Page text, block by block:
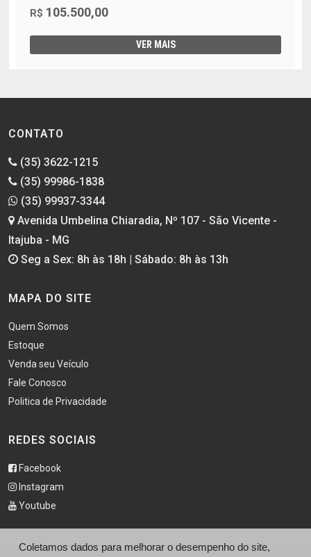
R$ 105.500,00
VER MAIS
CONTATO
(35) 3622-1215
(35) 99986-1838
(35) 99937-3344
Avenida Umbelina Chiaradia, Nº 107 - São Vicente -
Itajuba - MG
Seg a Sex: 8h às 18h | Sábado: 8h às 13h
MAPA DO SITE
Quem Somos
Estoque
Venda seu Veículo
Fale Conosco
Politica de Privacidade
REDES SOCIAIS
Facebook
Instagram
Youtube
Coletamos dados para melhorar o desempenho do site,